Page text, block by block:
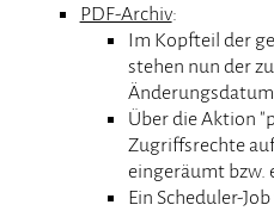
PDF-Archiv:
Im Kopfteil der
stehen nun der
Änderungsdatum
Über die Aktion
Zugriffsrechte
eingeräumt bzw.
Ein Scheduler-